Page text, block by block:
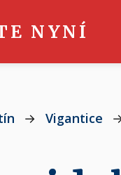
NYNÍ
→ Vigantice